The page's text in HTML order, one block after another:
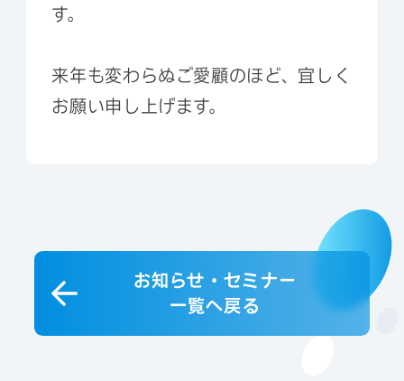
す。
来年も変わらぬご愛顧のほど、宜しく
お願い申し上げます。
お知らせ・セミナー
一覧へ戻る